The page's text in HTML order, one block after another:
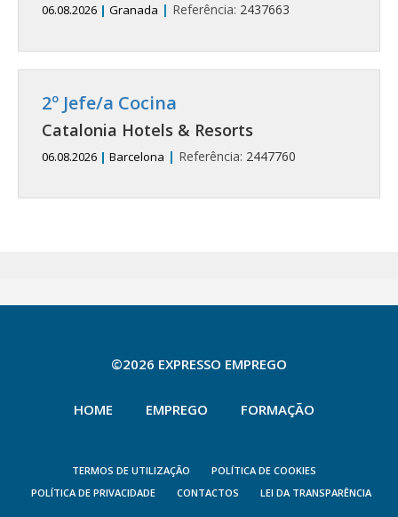
06.08.2026 | Granada | Referência: 2437663
2º Jefe/a Cocina
Catalonia Hotels & Resorts
06.08.2026 | Barcelona | Referência: 2447760
©2026 EXPRESSO EMPREGO
HOME EMPREGO FORMAÇÃO
TERMOS DE UTILIZAÇÃO
POLÍTICA DE COOKIES
POLÍTICA DE PRIVACIDADE
CONTACTOS LEI DA TRANSPARÊNCIA